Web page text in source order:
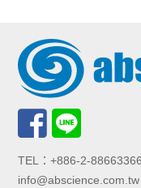
TEL：+886-2-
info@abscience.com.tw